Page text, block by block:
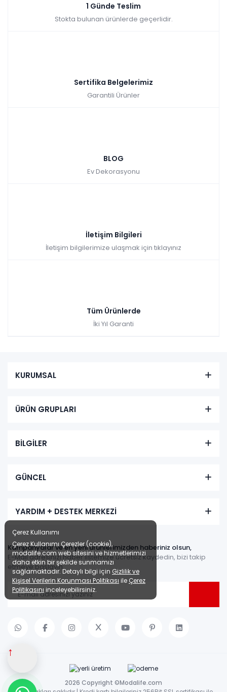
↑
1 Günde Teslim
Stokta bulunan ürünlerde geçerlidir.
Sertifika Belgelerimiz
Garantili Ürünler
BLOG
Ev Dekorasyonu
İletişim Bilgileri
İletişim bilgilerimize ulaşmak için tıklayınız
Tüm Ürünlerde
İki Yıl Garanti
KURUMSAL
ÜRÜN GRUPLARI
BİLGİLER
GÜNCEL
YARDIM + DESTEK MERKEZİ
Kampanyalar ve en yeni ürünlerimizden haberiniz olsun,
E-Mail adresinizi haber listemize ücretsiz kaydedin, bizi takip
etmeye başlayın.
2026 Copyright ©Modalife.com
Çerez Kullanımı
Çerez Kullanımı Çerezler (cookie),
modalife.com web sitesini ve hizmetlerimizi
daha etkin bir şekilde sunmamızı
sağlamaktadır. Detaylı bilgi için Gizlilik ve
Kişisel Verilerin Korunması Politikası ile Çerez
Politikasını inceleyebilirsiniz.